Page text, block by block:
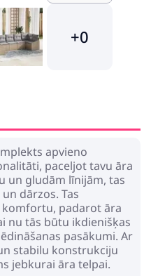
+0
apvieno
paceljot tavu āra
un gludām līnijām, tas
dārzos. Tas
padarot āra
nu tās būtu ikdienišķas
pasākumi. Ar
stabilu konstrukciju
jebkurai āra telpai.